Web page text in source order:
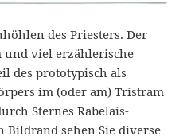
des Priesters. Der
und viel erzählerische
des prototypisch als
im (oder am) Tristram
Sternes Rabelais-
Bildrand sehen Sie diverse